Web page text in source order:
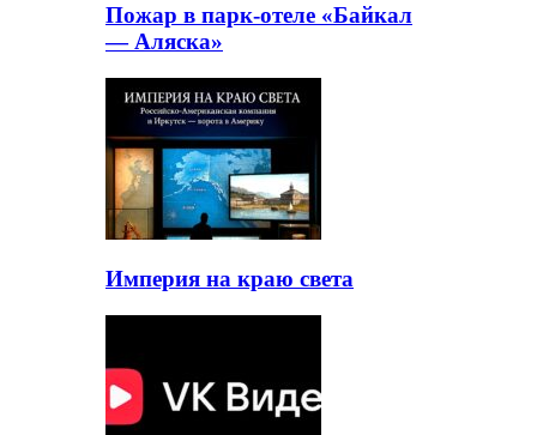
Пожар в парк-отеле «Байкал
— Аляска»
Империя на краю света